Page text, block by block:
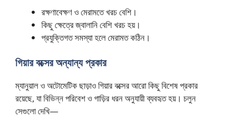
রক্ষণাবেক্ষণ ও মেরামতে খরচ বেশি।
কিছু ক্ষেত্রে জ্বালানি বেশি খরচ হয়।
প্রযুক্তিগত সমস্যা হলে মেরামত কঠিন।
গিয়ার বক্সের অন্যান্য প্রকার
ম্যানুয়াল ও অটোমেটিক ছাড়াও গিয়ার বক্সের আরো কিছু বিশেষ প্রকার
রয়েছে, যা বিভিন্ন পরিবেশ ও গাড়ির ধরন অনুযায়ী ব্যবহৃত হয়। চলুন
সেগুলো দেখি—